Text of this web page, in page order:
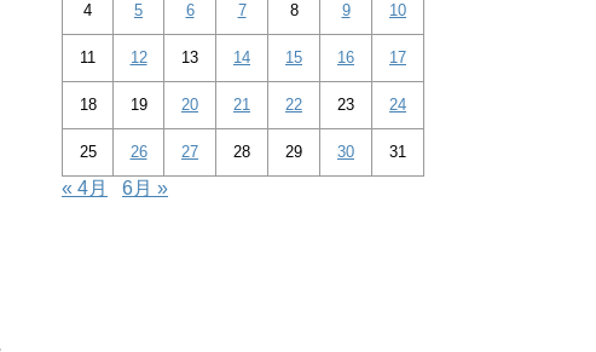
4 5 6 7 8 9 10
11 12 13 14 15 16 17
18 19 20 21 22 23 24
25 26 27 28 29 30 31
« 4月 6月 »